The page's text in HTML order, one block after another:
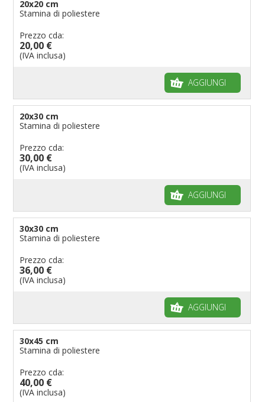
20x20 cm
Stamina di poliestere
Prezzo cda:
20,00 €
(IVA inclusa)
AGGIUNGI
20x30 cm
Stamina di poliestere
Prezzo cda:
30,00 €
(IVA inclusa)
AGGIUNGI
30x30 cm
Stamina di poliestere
Prezzo cda:
36,00 €
(IVA inclusa)
AGGIUNGI
30x45 cm
Stamina di poliestere
Prezzo cda:
40,00 €
(IVA inclusa)